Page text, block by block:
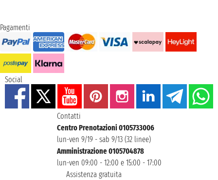
Pagamenti
Social
Contatti
Centro Prenotazioni 0105733006
lun-ven 9/19 - sab 9/13 (32 linee)
Amministrazione 0105704878
lun-ven 09:00 - 12:00 e 15:00 - 17:00
Assistenza gratuita